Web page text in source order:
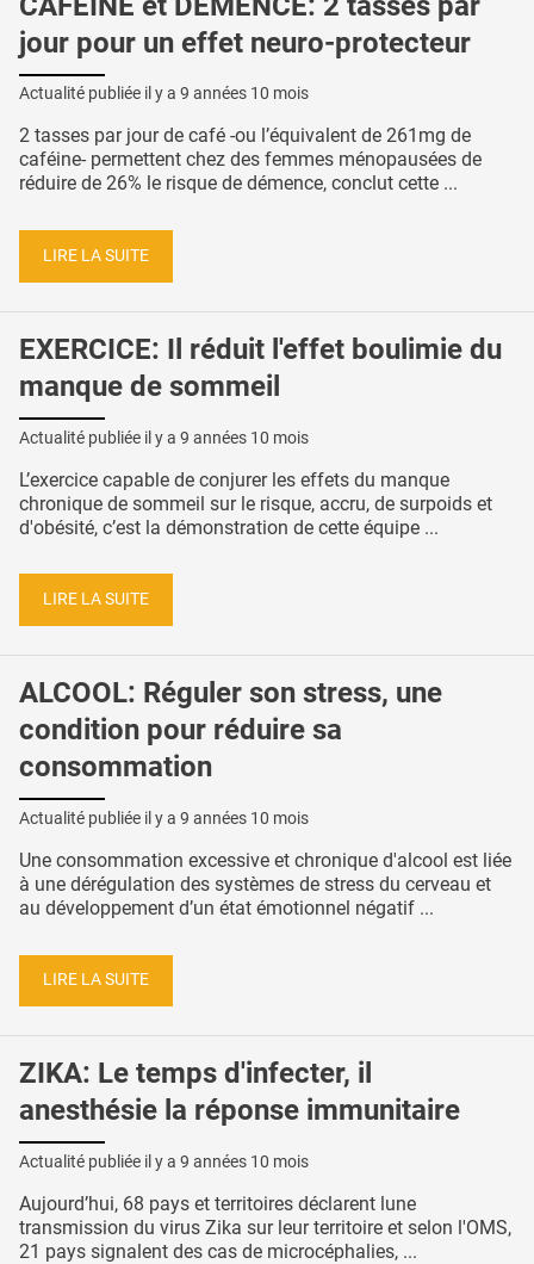
jour pour un effet neuro-protecteur
Actualité publiée il y a 9 années 10 mois
2 tasses par jour de café -ou l’équivalent de 261mg de
caféine- permettent chez des femmes ménopausées de
réduire de 26% le risque de démence, conclut cette ...
LIRE LA SUITE
EXERCICE: Il réduit l'effet boulimie du
manque de sommeil
Actualité publiée il y a 9 années 10 mois
L’exercice capable de conjurer les effets du manque
chronique de sommeil sur le risque, accru, de surpoids et
d'obésité, c’est la démonstration de cette équipe ...
LIRE LA SUITE
ALCOOL: Réguler son stress, une
condition pour réduire sa
consommation
Actualité publiée il y a 9 années 10 mois
Une consommation excessive et chronique d'alcool est liée
à une dérégulation des systèmes de stress du cerveau et
au développement d’un état émotionnel négatif ...
LIRE LA SUITE
ZIKA: Le temps d'infecter, il
anesthésie la réponse immunitaire
Actualité publiée il y a 9 années 10 mois
Aujourd’hui, 68 pays et territoires déclarent lune
transmission du virus Zika sur leur territoire et selon l'OMS,
21 pays signalent des cas de microcéphalies, ...